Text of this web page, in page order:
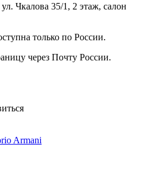
Чкалова 35/1, 2 этаж, салон
только по России.
через Почту России.
Armani